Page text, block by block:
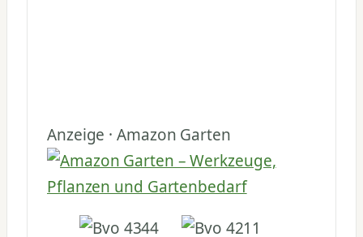
Anzeige · Amazon Garten